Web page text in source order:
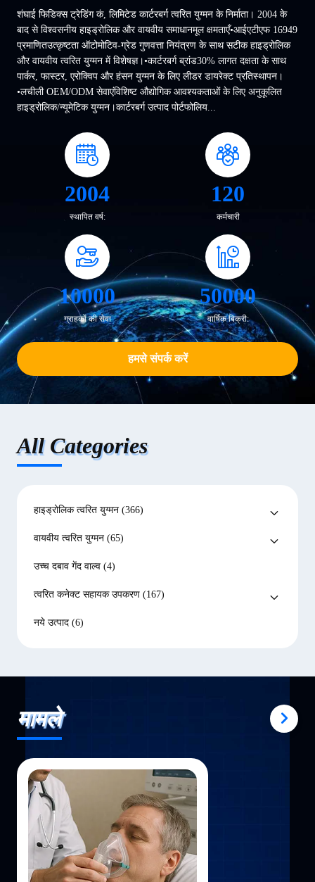
‌शंघाई फिडिक्स ट्रेडिंग कं, लिमिटेड कार्टरबर्ग त्वरित युग्मन के निर्माता। 2004 के
बाद से विश्वसनीय हाइड्रोलिक और वायवीय समाधानमूल क्षमताएँ•आईएटीएफ 16949
प्रमाणितउत्कृष्टता ऑटोमोटिव-ग्रेड गुणवत्ता नियंत्रण के साथ सटीक हाइड्रोलिक
और वायवीय त्वरित युग्मन में विशेषज्ञ।•कार्टरबर्ग ब्रांड30% लागत दक्षता के साथ
पार्कर, फास्टर, एरोक्विप और हंसन युग्मन के लिए लीडर डायरेक्ट प्रतिस्थापन।
•लचीली OEM/ODM सेवाएंविशिष्ट औद्योगिक आवश्यकताओं के लिए अनुकूलित
हाइड्रोलिक/न्यूमेटिक युग्मन।कार्टरबर्ग उत्पाद पोर्टफोलिय...
2004
स्थापित वर्ष:
120
कर्मचारी
10000
ग्राहकों की सेवा
50000
वार्षिक बिक्री:
हमसे संपर्क करें
All Categories
हाइड्रोलिक त्वरित युग्मन (366)
वायवीय त्वरित युग्मन (65)
उच्च दबाव गेंद वाल्व (4)
त्वरित कनेक्ट सहायक उपकरण (167)
नये उत्पाद (6)
मामले